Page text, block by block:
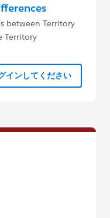
between Territory
Territory
インしてください